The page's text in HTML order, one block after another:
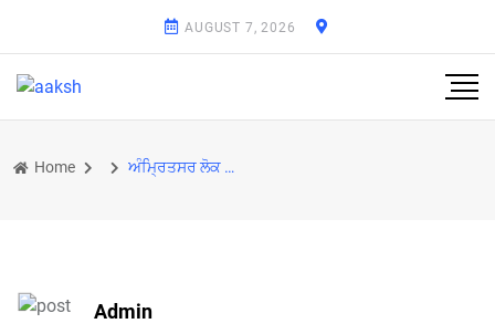
AUGUST 7, 2026
Home ਅੰਮ੍ਰਿਤਸਰ ਲੋਕ ਸਭਾ ਹਲਕੇ ’ਚ ਕੁੱਲ 30 ਉਮੀਦਵਾਰ ਚੋਣ ਮੈਦਾਨ ਵਿੱਚ
Admin